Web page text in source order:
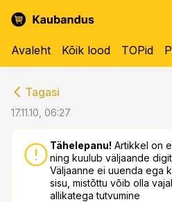
Avaleht Kõik lood TOPid
Tagasi
17.11.10, 06:27
Tähelepanu! Artikkel on
ning kuulub väljaande
Väljaanne ei uuenda ega
sisu, mistõttu võib olla
allikatega tutvumine